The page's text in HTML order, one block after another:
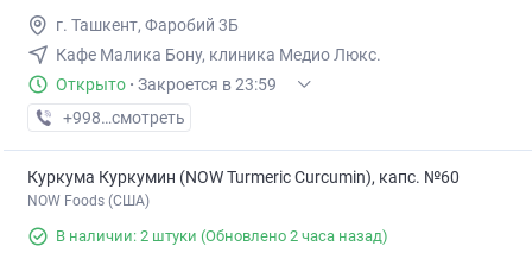
г. Ташкент, Фаробий 3Б
Кафе Малика Бону, клиника Медио Люкс.
Открыто · Закроется в 23:59
+998 (33) XXX-XX-XX
смотреть
Куркума Куркумин (NOW Turmeric Curcumin), капс. №60
NOW Foods (США)
В наличии: 2 штуки (Обновлено 2 часа назад)